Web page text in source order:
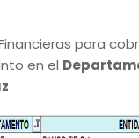
para
en el